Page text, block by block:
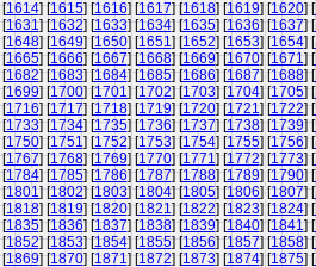
[1614] [1615] [1616] [1617] [1618] [1619] [1620] [
[1631] [1632] [1633] [1634] [1635] [1636] [1637] [
[1648] [1649] [1650] [1651] [1652] [1653] [1654] [
[1665] [1666] [1667] [1668] [1669] [1670] [1671] [
[1682] [1683] [1684] [1685] [1686] [1687] [1688] [
[1699] [1700] [1701] [1702] [1703] [1704] [1705] [
[1716] [1717] [1718] [1719] [1720] [1721] [1722] [
[1733] [1734] [1735] [1736] [1737] [1738] [1739] [
[1750] [1751] [1752] [1753] [1754] [1755] [1756] [
[1767] [1768] [1769] [1770] [1771] [1772] [1773] [
[1784] [1785] [1786] [1787] [1788] [1789] [1790] [
[1801] [1802] [1803] [1804] [1805] [1806] [1807] [
[1818] [1819] [1820] [1821] [1822] [1823] [1824] [
[1835] [1836] [1837] [1838] [1839] [1840] [1841] [
[1852] [1853] [1854] [1855] [1856] [1857] [1858] [
[1869] [1870] [1871] [1872] [1873] [1874] [1875] [